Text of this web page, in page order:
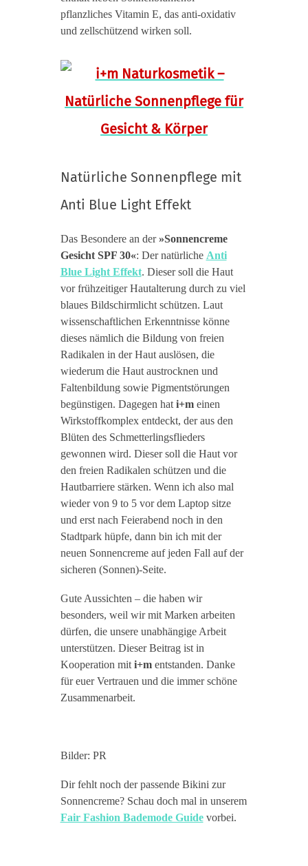
pflanzliches Vitamin E, das anti-oxidativ
und zellschützend wirken soll.
Natürliche Sonnenpflege mit
Anti Blue Light Effekt
Das Besondere an der»Sonnencreme
Gesicht SPF 30«: Der natürliche Anti
Blue Light Effekt. Dieser soll die Haut
vor frühzeitiger Hautalterung durch zu viel
blaues Bildschirmlicht schützen. Laut
wissenschaftlichen Erkenntnisse könne
dieses nämlich die Bildung von freien
Radikalen in der Haut auslösen, die
wiederum die Haut austrocknen und
Faltenbildung sowie Pigmentstörungen
begünstigen. Dagegen hat i+meinen
Wirkstoffkomplex entdeckt, der aus den
Blüten des Schmetterlingsflieders
gewonnen wird. Dieser soll die Haut vor
den freien Radikalen schützen und die
Hautbarriere stärken. Wenn ich also mal
wieder von 9 to 5 vor dem Laptop sitze
und erst nach Feierabend noch in den
Stadtpark hüpfe, dann bin ich mit der
neuen Sonnencreme auf jeden Fall auf der
sicheren (Sonnen)-Seite.
Gute Aussichten – die haben wir
besonders, weil wir mit Marken arbeiten
dürfen, die unsere unabhängige Arbeit
unterstützen. Dieser Beitrag ist in
Kooperation mit i+mentstanden. Danke
für euer Vertrauen und die immer schöne
Zusammenarbeit.
Bilder: PR
Dir fehlt noch der passende Bikini zur
Sonnencreme? Schau doch mal in unserem
Fair Fashion Bademode Guidevorbei.